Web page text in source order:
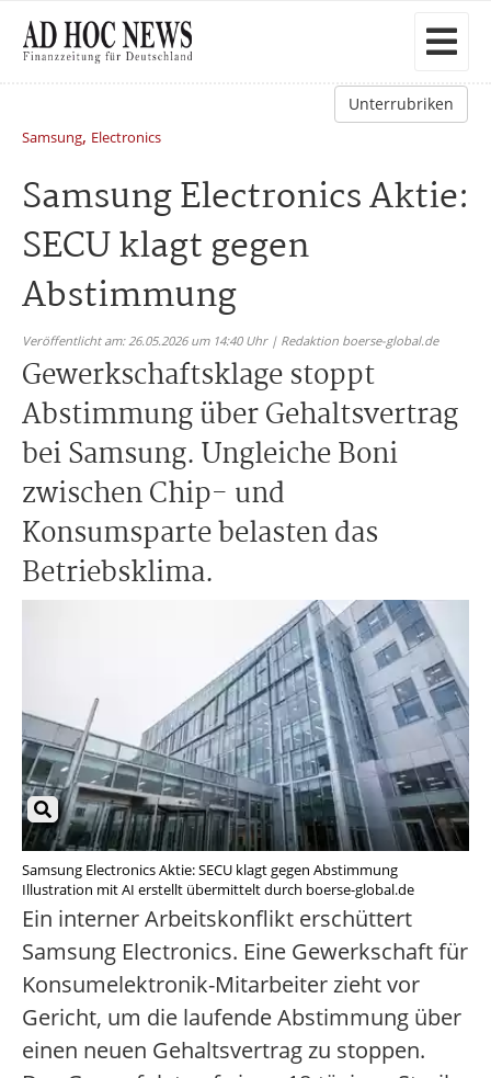
Unterrubriken
Samsung, Electronics
Samsung Electronics Aktie:
SECU klagt gegen
Abstimmung
Veröffentlicht am: 26.05.2026 um 14:40 Uhr | Redaktion boerse-global.de
Gewerkschaftsklage stoppt
Abstimmung über Gehaltsvertrag
bei Samsung. Ungleiche Boni
zwischen Chip- und
Konsumsparte belasten das
Betriebsklima.
Samsung Electronics Aktie: SECU klagt gegen Abstimmung
Illustration mit AI erstellt übermittelt durch boerse-global.de
Ein interner Arbeitskonflikt erschüttert
Samsung Electronics. Eine Gewerkschaft für
Konsumelektronik-Mitarbeiter zieht vor
Gericht, um die laufende Abstimmung über
einen neuen Gehaltsvertrag zu stoppen.